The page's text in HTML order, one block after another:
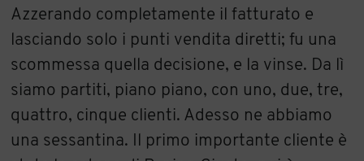
Azzerando completamente il fatturato e
lasciando solo i punti vendita diretti; fu una
scommessa quella decisione, e la vinse. Da lì
siamo partiti, piano piano, con uno, due, tre,
quattro, cinque clienti. Adesso ne abbiamo
una sessantina. Il primo importante cliente è